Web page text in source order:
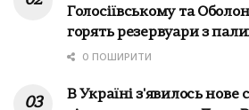
Голосіївському та
горять резервуари з
0 ПОШИРИТИ
В Україні з'явилось нове